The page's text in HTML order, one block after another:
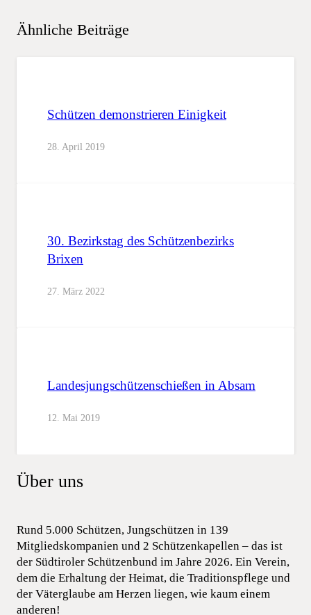
Ähnliche Beiträge
Schützen demonstrieren Einigkeit
28. April 2019
30. Bezirkstag des Schützenbezirks
Brixen
27. März 2022
Landesjungschützenschießen in Absam
12. Mai 2019
Über uns
Rund 5.000 Schützen, Jungschützen in 139
Mitgliedskompanien und 2 Schützenkapellen – das ist
der Südtiroler Schützenbund im Jahre 2026. Ein Verein,
dem die Erhaltung der Heimat, die Traditionspflege und
der Väterglaube am Herzen liegen, wie kaum einem
anderen!